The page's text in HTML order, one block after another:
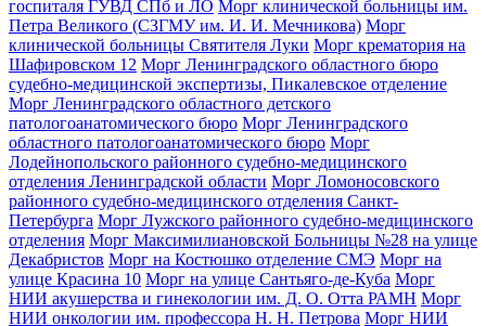
госпиталя ГУВД СПб и ЛО Морг клинической больницы им.
Петра Великого (СЗГМУ им. И. И. Мечникова) Морг
клинической больницы Святителя Луки Морг крематория на
Шафировском 12 Морг Ленинградского областного бюро
судебно-медицинской экспертизы, Пикалевское отделение
Морг Ленинградского областного детского
патологоанатомического бюро Морг Ленинградского
областного патологоанатомического бюро Морг
Лодейнопольского районного судебно-медицинского
отделения Ленинградской области Морг Ломоносовского
районного судебно-медицинского отделения Санкт-
Петербурга Морг Лужского районного судебно-медицинского
отделения Морг Максимилиановской Больницы №28 на улице
Декабристов Морг на Костюшко отделение СМЭ Морг на
улице Красина 10 Морг на улице Сантьяго-де-Куба Морг
НИИ акушерства и гинекологии им. Д. О. Отта РАМН Морг
НИИ онкологии им. профессора Н. Н. Петрова Морг НИИ